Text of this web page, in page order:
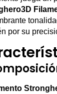
por su